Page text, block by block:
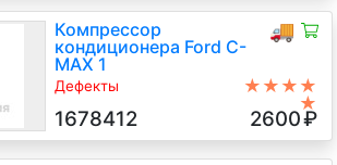
🚚
Компрессор
кондиционера Ford C-
MAX 1
Дефекты
справочная не читается
1.8 Дизель, АКПП, Минивэн, 2006
★★★★
★
1678412 2600₽